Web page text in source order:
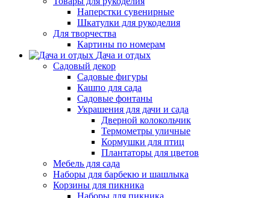
Наперстки сувенирные
Шкатулки для рукоделия
Для творчества
Картины по номерам
Дача и отдых
Садовый декор
Садовые фигуры
Кашпо для сада
Садовые фонтаны
Украшения для дачи и сада
Дверной колокольчик
Термометры уличные
Кормушки для птиц
Плантаторы для цветов
Мебель для сада
Наборы для барбекю и шашлыка
Корзины для пикника
Наборы для пикника